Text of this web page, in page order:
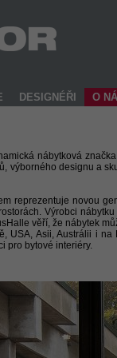
DESIGNÉŘI O
nábytková
výborného designu a
reprezentuje novou
Výrobci
věří, že nábytek
USA, Asii, Austrálii i
pro bytové interiéry.